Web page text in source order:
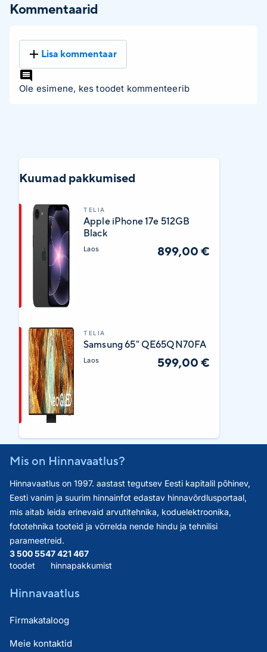
Kommentaarid
Lisa kommentaar
Ole esimene, kes toodet kommenteerib
Kuumad pakkumised
TELIA
Apple iPhone 17e 512GB
Black
Laos 899,00 €
TELIA
Samsung 65" QE65QN70FA
Laos 599,00 €
Mis on Hinnavaatlus?
Hinnavaatlus on 1997. aastast tegutsev Eesti kapitalil põhinev,
Eesti vanim ja suurim hinnainfot edastav hinnavõrdlusportaal,
mis aitab leida erinevaid arvutitehnika, koduelektroonika,
fototehnika tooteid ja võrrelda nende hindu ja tehnilisi
parameetreid.
3 500 554
toodet
7 421 467
hinnapakkumist
Hinnavaatlus
Firmakataloog
Meie kontaktid